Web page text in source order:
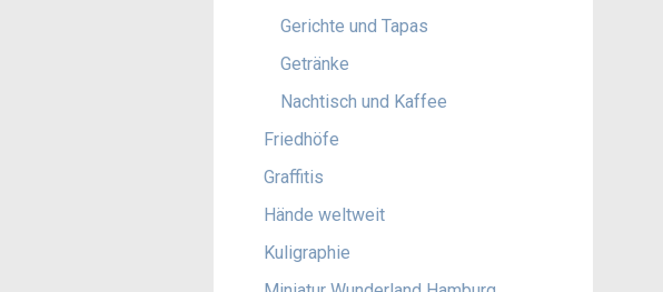
Gerichte und Tapas
Getränke
Nachtisch und Kaffee
Friedhöfe
Graffitis
Hände weltweit
Kuligraphie